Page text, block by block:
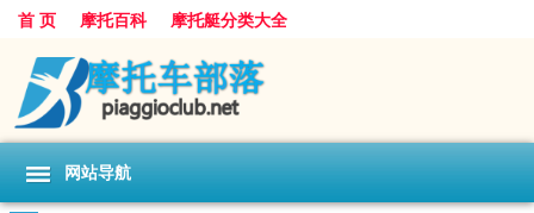
首 页 摩托百科 摩托艇分类大全
网站导航